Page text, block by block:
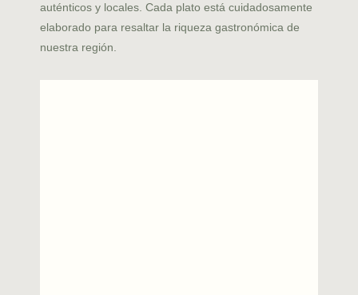
auténticos y locales. Cada plato está cuidadosamente
elaborado para resaltar la riqueza gastronómica de
nuestra región.